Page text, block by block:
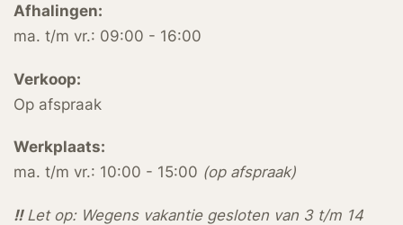
Afhalingen:
ma. t/m vr.: 09:00 - 16:00
Verkoop:
Op afspraak
Werkplaats:
ma. t/m vr.: 10:00 - 15:00 (op afspraak)
!!Let op: Wegens vakantie gesloten van 3 t/m 14